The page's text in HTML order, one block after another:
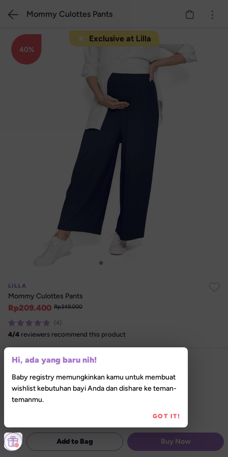
Exclusive at Lilla
40%
LILLA
Mommy Culottes Pants
Rp209.400 Rp349.000
(4)
4/4 reviewers recommend this product
Select size
All Size
Select Shade :
Mommy Culottes Pants
Add to Bag Buy Now
Hi, ada yang baru nih!
Baby registry memungkinkan kamu untuk membuat
wishlist kebutuhan bayi Anda dan dishare ke teman-
temanmu.
GOT IT!